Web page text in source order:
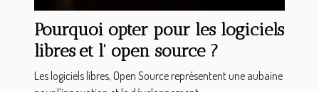
Pourquoi opter pour les logiciels
libres et l' open source ?
Les logiciels libres, Open Source représentent une aubaine